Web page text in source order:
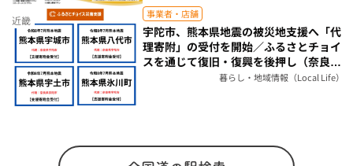
近畿 事業者・店舗
宇陀市、熊本県地震の被災地支援へ「代
理寄附」の受付を開始／ふるさとチョイ
スを通じて復旧・復興を後押し（奈良
暮らし・地域情報（Local Life）